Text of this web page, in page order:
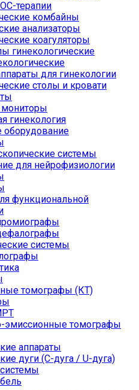
терапии
комбайны
анализаторы
коагуляторы
гинекологические
для гинекологии
столы и кровати
гинекология
оборудование
системы
для нейрофизиологии
функциональной
системы
томографы (КТ)
эмиссионные томографы
аппараты
дуги (С-дуга / U-дуга)